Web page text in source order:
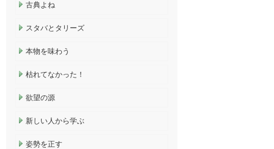
古典よね
スタバとタリーズ
本物を味わう
枯れてなかった！
欲望の源
新しい人から学ぶ
姿勢を正す